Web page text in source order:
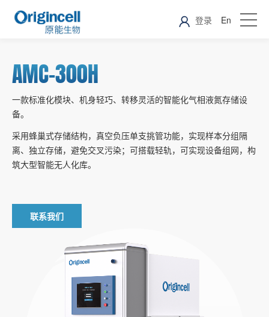
登录 En
AMC-300H
一款标准化模块、机身轻巧、转移灵活的智能化气相液氮存储设
备。
采用蜂巢式存储结构，真空负压单支挑管功能，实现样本分组隔
离、独立存储，避免交叉污染；可搭载轻轨，可实现设备组网，构
筑大型智能无人化库。
联系我们